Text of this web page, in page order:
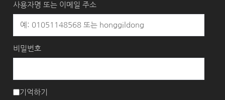
사용자명 또는 이메일 주소
비밀번호
기억하기